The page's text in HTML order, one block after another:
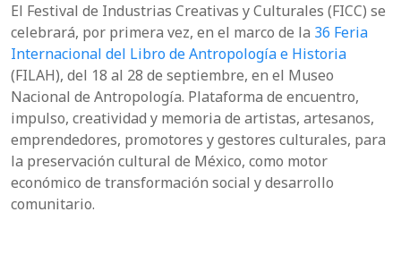
El Festival de Industrias Creativas y Culturales (FICC) se
celebrará, por primera vez, en el marco de la 36 Feria
Internacional del Libro de Antropología e Historia
(FILAH), del 18 al 28 de septiembre, en el Museo
Nacional de Antropología. Plataforma de encuentro,
impulso, creatividad y memoria de artistas, artesanos,
emprendedores, promotores y gestores culturales, para
la preservación cultural de México, como motor
económico de transformación social y desarrollo
comunitario.